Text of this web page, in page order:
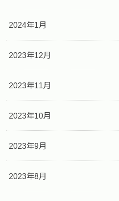
2024年1月
2023年12月
2023年11月
2023年10月
2023年9月
2023年8月